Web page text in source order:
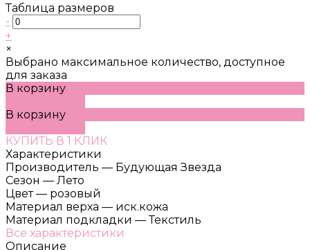
Таблица размеров
-
+
×
Выбрано максимальное количество, доступное
для заказа
В корзину
В корзину
КУПИТЬ В 1 КЛИК
Характеристики
Производитель — Будующая Звезда
Сезон — Лето
Цвет — розовый
Материал верха — иск.кожа
Материал подкладки — Текстиль
Все характеристики
Описание